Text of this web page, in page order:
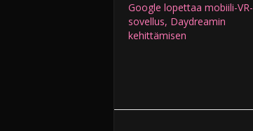
Google lopettaa mobiili-VR-
sovellus, Daydreamin
kehittämisen